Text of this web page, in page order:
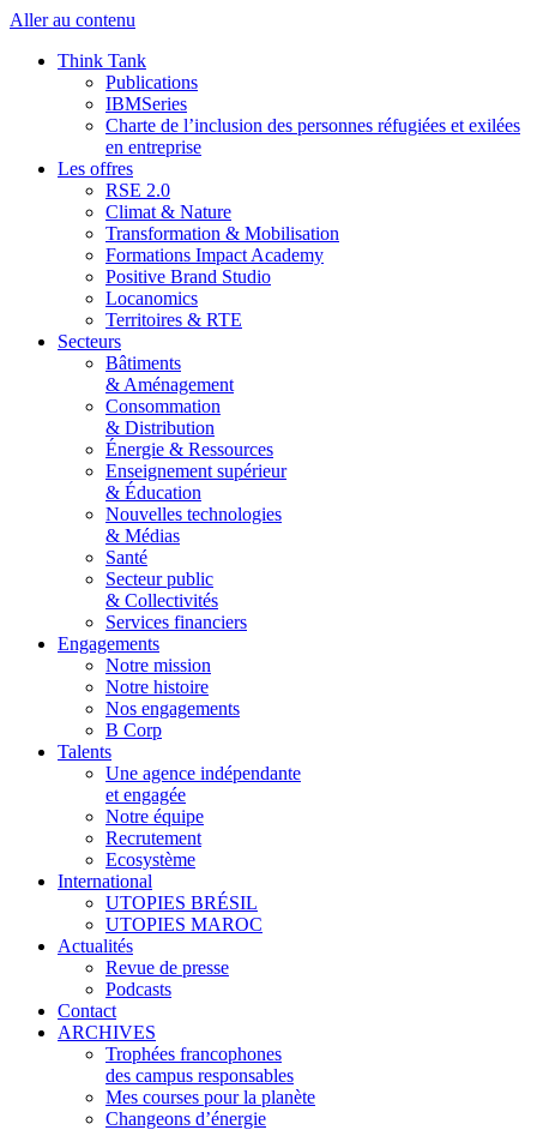
Aller au contenu
Think Tank
Publications
IBMSeries
Charte de l’inclusion des personnes réfugiées et exilées
en entreprise
Les offres
RSE 2.0
Climat & Nature
Transformation & Mobilisation
Formations Impact Academy
Positive Brand Studio
Locanomics
Territoires & RTE
Secteurs
Bâtiments
& Aménagement
Consommation
& Distribution
Énergie & Ressources
Enseignement supérieur
& Éducation
Nouvelles technologies
& Médias
Santé
Secteur public
& Collectivités
Services financiers
Engagements
Notre mission
Notre histoire
Nos engagements
B Corp
Talents
Une agence indépendante
et engagée
Notre équipe
Recrutement
Ecosystème
International
UTOPIES BRÉSIL
UTOPIES MAROC
Actualités
Revue de presse
Podcasts
Contact
ARCHIVES
Trophées francophones
des campus responsables
Mes courses pour la planète
Changeons d’énergie